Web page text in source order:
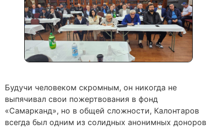
Будучи человеком скромным, он никогда не
выпячивал свои пожертвования в фонд
«Самарканд», но в общей сложности, Калонтаров
всегда был одним из солидных анонимных доноров